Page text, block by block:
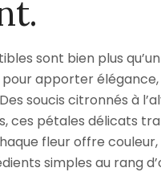
sont bien plus
apporter
soucis citronnés à
ces pétales délicats
fleur offre
simples au rang